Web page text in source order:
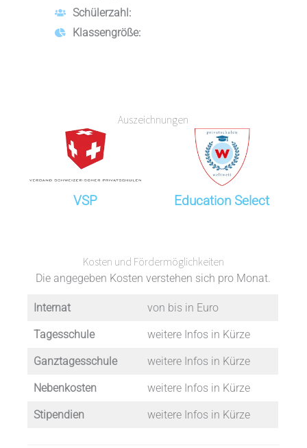
Schülerzahl:
Klassengröße:
Auszeichnungen
VSP Education Select
Kosten und Fördermöglichkeiten
Die angegeben Kosten verstehen sich pro Monat.
Internat von bis in Euro
Tagesschule weitere Infos in Kürze
Ganztagesschule weitere Infos in Kürze
Nebenkosten weitere Infos in Kürze
Stipendien weitere Infos in Kürze